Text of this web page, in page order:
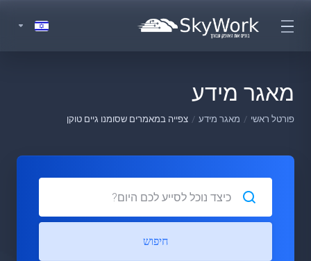
מאגר מידע
פורטל ראשי מאגר מידע צפייה במאמרים שסומנו גיים טוקן
חיפוש